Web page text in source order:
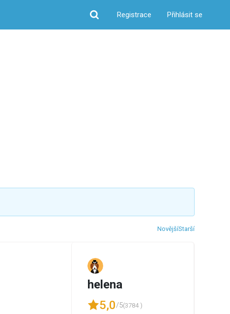
Hledat
Registrace Přihlásit se
NovějšíStarší
helena
5,0/5(3784 )